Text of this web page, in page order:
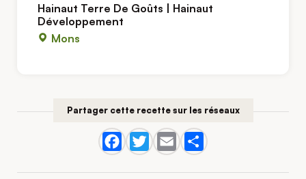
Hainaut Terre De Goûts | Hainaut
Développement
Mons
Partager cette recette sur les réseaux